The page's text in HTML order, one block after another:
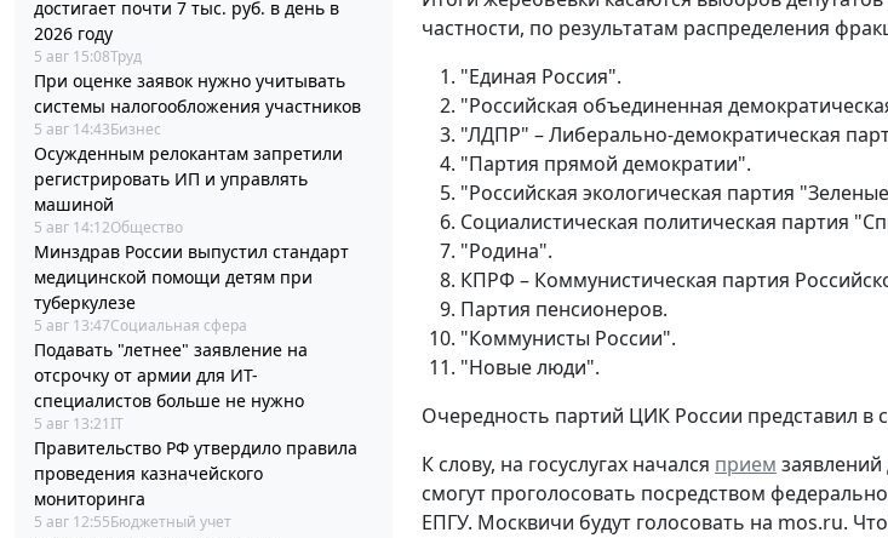
достигает почти 7 тыс. руб. в день в
2026 году
5 авг 15:08Труд
При оценке заявок нужно учитывать
системы налогообложения участников
5 авг 14:43Бизнес
Осужденным релокантам запретили
регистрировать ИП и управлять
машиной
5 авг 14:12Общество
Минздрав России выпустил стандарт
медицинской помощи детям при
туберкулезе
5 авг 13:47Социальная сфера
Подавать "летнее" заявление на
отсрочку от армии для ИТ-
специалистов больше не нужно
5 авг 13:21IT
Правительство РФ утвердило правила
проведения казначейского
мониторинга
5 авг 12:55Бюджетный учет
частности, по результатам распределения
"Единая Россия".
"Российская объединенная
"ЛДПР" – Либерально-демократическая
"Партия прямой демократии".
"Российская экологическая партия
Социалистическая политическая партия
"Родина".
КПРФ – Коммунистическая партия
Партия пенсионеров.
"Коммунисты России".
"Новые люди".
Очередность партий ЦИК России представил
К слову, на госуслугах начался прием
смогут проголосовать посредством
ЕПГУ. Москвичи будут голосовать на mos.ru.